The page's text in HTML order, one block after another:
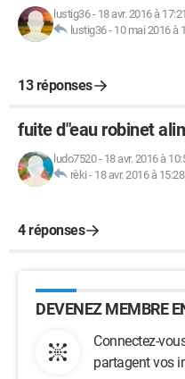
lustig36- 18 avr. 2016 à 17:21
lustig36- 10 mai 2016 à
13 réponses
fuite d"eau robinet
ludo7520- 18 avr. 2016 à
rèki - 18 avr. 2016 à 15:28
4 réponses
DEVENEZ MEMBRE
Connectez-
partagent vos